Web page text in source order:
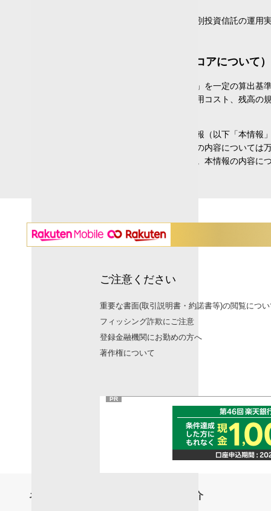
各投資信託関連ページで提供している個別投資信託の運
（楽天証券分類およびファンドスコアについて）
楽天証券ファンドスコアは、「運用実績」を一定の算出
もありません。最終的な投資判断は、運用コスト、残高
各投資信託関連ページに掲載している情報（以下「本情
提供元」という）に帰属します。本情報の内容について
の如何を問わず一切の責任を負いません。本情報の内容
ご注意ください
重要な書面(取引説明書・約諾書等)の閲覧につ
フィッシング詐欺にご注意
登録金融機関にお勤めの方へ
著作権について
PR
ネット証券の楽天証券についてのご紹介